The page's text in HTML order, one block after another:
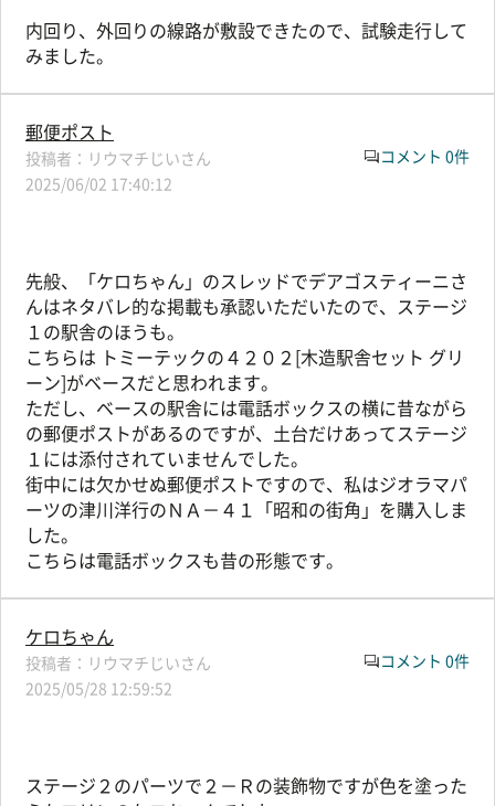
内回り、外回りの線路が敷設できたので、試験走行して
みました。
郵便ポスト
リウマチじいさん
2025/06/02 17:40:12
コメント 0件
先般、「ケロちゃん」のスレッドでデアゴスティーニさ
んはネタバレ的な掲載も承認いただいたので、ステージ
１の駅舎のほうも。
こちらは トミーテックの４２０２[木造駅舎セット グリ
ーン]がベースだと思われます。
ただし、ベースの駅舎には電話ボックスの横に昔ながら
の郵便ポストがあるのですが、土台だけあってステージ
１には添付されていませんでした。
街中には欠かせぬ郵便ポストですので、私はジオラマパ
ーツの津川洋行のＮＡ－４１「昭和の街角」を購入しま
した。
こちらは電話ボックスも昔の形態です。
ケロちゃん
リウマチじいさん
2025/05/28 12:59:52
コメント 0件
ステージ２のパーツで２－Ｒの装飾物ですが色を塗った